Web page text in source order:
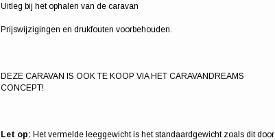
Uitleg bij het ophalen van de caravan
Prijswijzigingen en drukfouten voorbehouden.
DEZE CARAVAN IS OOK TE KOOP VIA HET CARAVANDREAMS
CONCEPT!
Let op: Het vermelde leeggewicht is het standaardgewicht zoals dit door